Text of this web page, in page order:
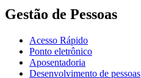
Gestão de Pessoas
Acesso Rápido
Ponto eletrônico
Aposentadoria
Desenvolvimento de pessoas